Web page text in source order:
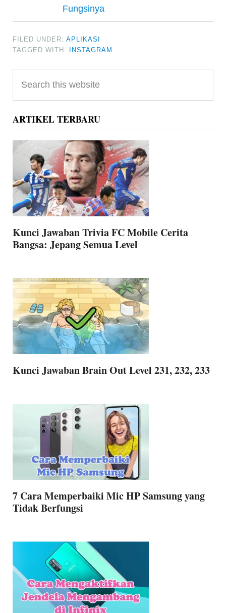
Fungsinya
FILED UNDER:APLIKASI
TAGGED WITH:
INSTAGRAM
Primary
Sidebar
this
website
ARTIKEL TERBARU
Kunci Jawaban Trivia FC Mobile Cerita
Bangsa: Jepang Semua Level
Kunci Jawaban Brain Out Level 231, 232, 233
7 Cara Memperbaiki Mic HP Samsung yang
Tidak Berfungsi